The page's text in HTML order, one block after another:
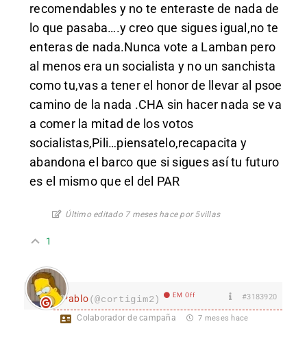
recomendables y no te enteraste de nada de
lo que pasaba….y creo que sigues igual,no te
enteras de nada.Nunca vote a Lamban pero
al menos era un socialista y no un sanchista
como tu,vas a tener el honor de llevar al psoe
camino de la nada .CHA sin hacer nada se va
a comer la mitad de los votos
socialistas,Pili…piensatelo,recapacita y
abandona el barco que si sigues así tu futuro
es el mismo que el del PAR
Último editado 7 meses hace por 5villas
1
Pablo(@cortigim2) EM Off #3183920
Colaborador de campaña 7 meses hace